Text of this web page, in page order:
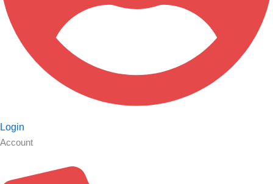
Login
Account